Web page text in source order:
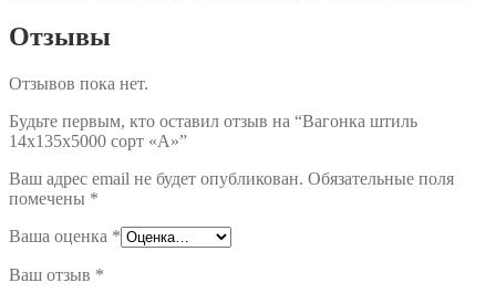
Отзывы
Отзывов пока нет.
Будьте первым, кто оставил отзыв на “Вагонка штиль
14х135х5000 сорт «А»”
Ваш адрес email не будет опубликован. Обязательные поля
помечены *
Ваша оценка *
Ваш отзыв *